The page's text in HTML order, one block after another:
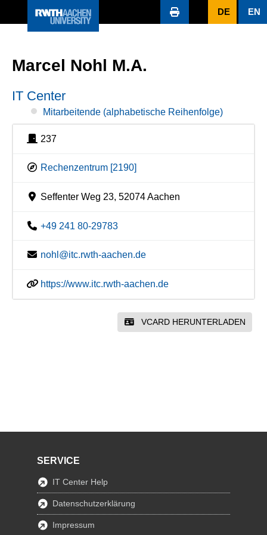
DE EN
Marcel Nohl M.A.
IT Center
Mitarbeitende (alphabetische Reihenfolge)
237
Rechenzentrum [2190]
Seffenter Weg 23, 52074 Aachen
+49 241 80-29783
nohl@itc.rwth-aachen.de
https://www.itc.rwth-aachen.de
VCARD HERUNTERLADEN
SERVICE
IT Center Help
Datenschutzerklärung
Impressum